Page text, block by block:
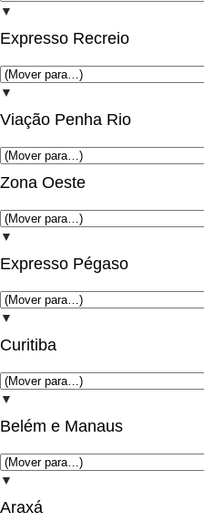
▼
Expresso Recreio
▼
Viação Penha Rio
Zona Oeste
▼
Expresso Pégaso
▼
Curitiba
▼
Belém e Manaus
▼
Araxá